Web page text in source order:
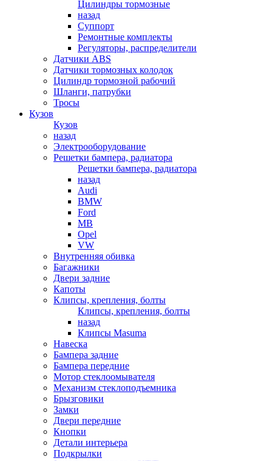
Цилиндры тормозные
назад
Суппорт
Ремонтные комплекты
Регуляторы, распределители
Датчики ABS
Датчики тормозных колодок
Цилиндр тормозной рабочий
Шланги, патрубки
Тросы
Кузов
Кузов
назад
Электрооборудование
Решетки бампера, радиатора
Решетки бампера, радиатора
назад
Audi
BMW
Ford
MB
Opel
VW
Внутренняя обивка
Багажники
Двери задние
Капоты
Клипсы, крепления, болты
Клипсы, крепления, болты
назад
Клипсы Masuma
Навеска
Бампера задние
Бампера передние
Мотор стеклоомывателя
Механизм стеклоподъемника
Брызговики
Замки
Двери передние
Кнопки
Детали интерьера
Подкрылки